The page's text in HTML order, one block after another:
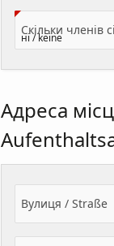
Адреса
Вулиця / Straße